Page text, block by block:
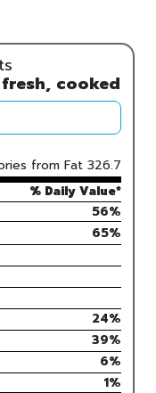
cooked
from Fat 326.7
% Daily Value*
56%
65%
24%
39%
6%
1%